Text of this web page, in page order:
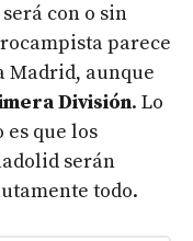
con o sin
parece
Madrid, aunque
División. Lo
es que los
serán
todo.